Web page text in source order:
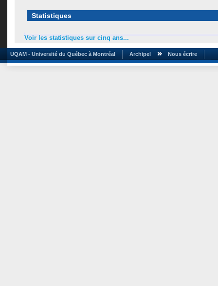
Statistiques
Voir les statistiques sur cinq ans...
UQAM - Université du Québec à Montréal Archipel Nous écrire